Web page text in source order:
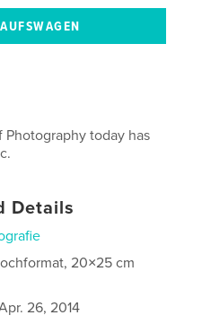
today has
Details
20×25 cm
26, 2014